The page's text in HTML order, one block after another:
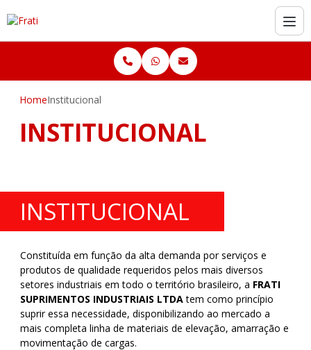
HomeInstitucional
INSTITUCIONAL
INSTITUCIONAL
Constituída em função da alta demanda por serviços e
produtos de qualidade requeridos pelos mais diversos
setores industriais em todo o território brasileiro, a FRATI
SUPRIMENTOS INDUSTRIAIS LTDAtem como princípio
suprir essa necessidade, disponibilizando ao mercado a
mais completa linha de materiais de elevação, amarração e
movimentação de cargas.